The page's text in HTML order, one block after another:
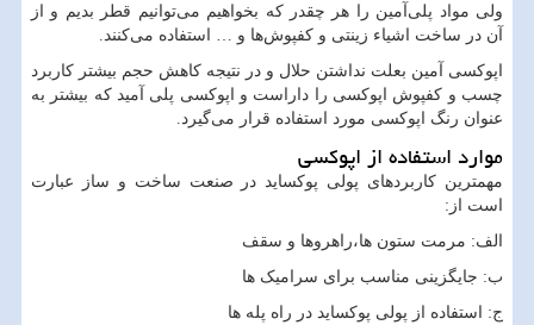
ولی مواد پلی‌آمین را هر چقدر که بخواهیم می‌توانیم قطر بدیم و از
آن در ساخت اشیاء زینتی و کفپوش‌ها و … استفاده می‌کنند.
اپوکسی آمین بعلت نداشتن حلال و در نتیجه کاهش حجم بیشتر کاربرد
چسب و کفپوش اپوکسی را داراست و اپوکسی پلی آمید که بیشتر به
عنوان رنگ اپوکسی مورد استفاده قرار می‌گیرد.
موارد استفاده از اپوکسی
مهمترین کاربردهای پولی پوکساید در صنعت ساخت و ساز عبارت
است از:
الف: مرمت ستون ها،راهروها و سقف
ب: جایگزینی مناسب برای سرامیک ها
ج: استفاده از پولی پوکساید در راه پله ها